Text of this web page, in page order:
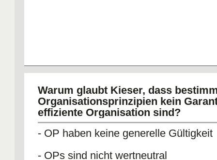
Warum glaubt Kieser, dass
Organisationsprinzipien kein
effiziente Organisation sind?
- OP haben keine generelle Gültigkeit
- OPs sind nicht wertneutral